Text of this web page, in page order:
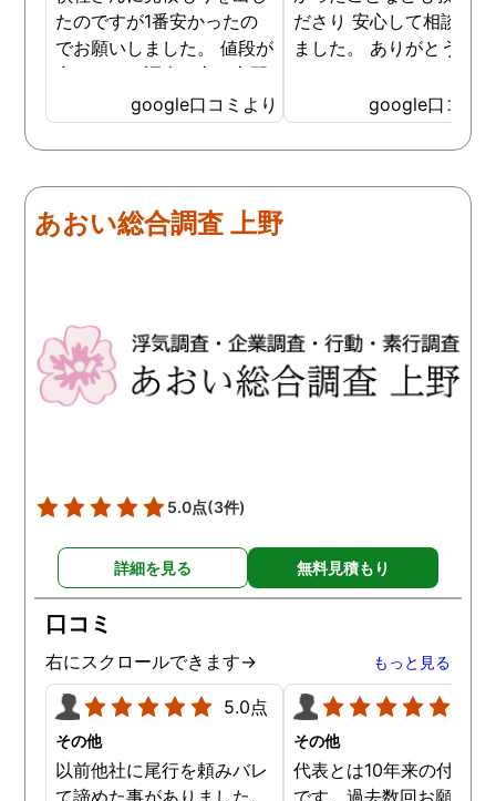
たのですが1番安かったの
でお願いしました。 値段が
安いので、調査の方が心配
でしたがしっかり浮気の証
拠を押さえて頂けました。
ありがとう御座いました。
探偵に頼む事のない人生を
歩みますね(笑)
google口コミより
ださり 安心して相談が
ました。 ありがとうご
google口コミ
あおい総合調査 上野
5.0点(3件)
詳細を見る 無料見積もり
口コミ
右にスクロールできます→ もっと見る
5.0点
その他
以前他社に尾行を頼みバレ
て諦めた事がありました。
その他
代表とは10年来の付き合
です。過去数回お願いし